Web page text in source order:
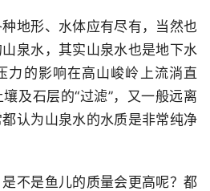
地形、水体应有尽有，当然也
泉水，其实山泉水也是地下水
力的影响在高山峻岭上流淌直
及石层的“过滤”，又一般远离
认为山泉水的水质是非常纯净
不是鱼儿的质量会更高呢？都